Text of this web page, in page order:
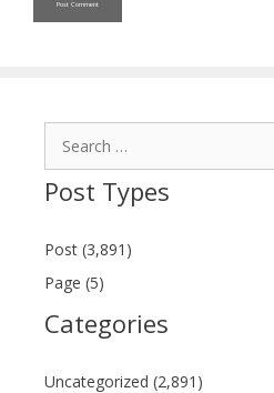
Post Types
Post (3,891)
Page (5)
Categories
Uncategorized (2,891)